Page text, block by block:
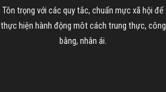
Tôn trọng với các quy tắc, chuẩn mực xã hội để
thực hiện hành động môt cách trung thực, công
bằng, nhân ái.